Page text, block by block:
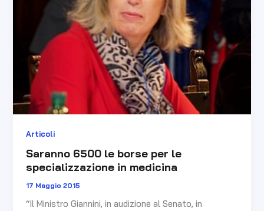
Articoli
Saranno 6500 le borse per le
specializzazione in medicina
17 Maggio 2015
“Il Ministro Giannini, in audizione al Senato, in
specializzazione
medicina